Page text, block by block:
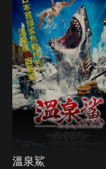
實，要求他要保護
現代……。
溫泉鯊